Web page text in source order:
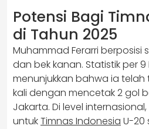
Potensi Bagi
di Tahun 2025
Muhammad Ferarri berposisi
dan bek kanan. Statistik per 9
menunjukkan bahwa ia
kali dengan mencetak 2 gol
Jakarta. Di level
untukTimnas Indonesia U-20